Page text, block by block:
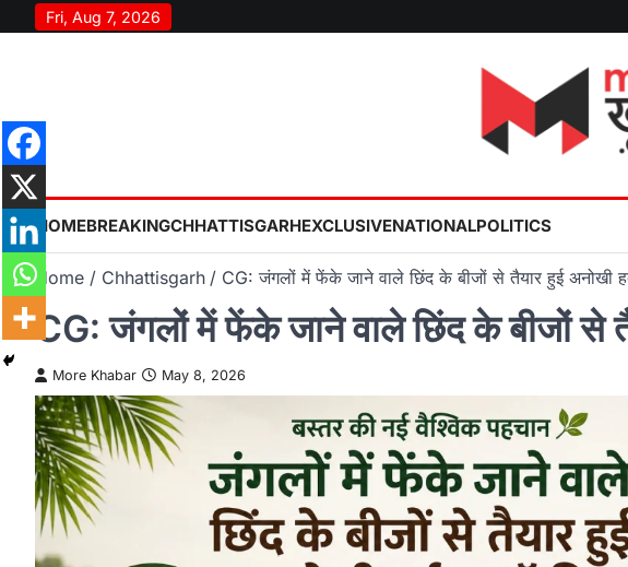
to
Fri, Aug 7, 2026
HOMEBREAKINGCHHATTISGARHEXCLUSIVENATIONALPOLITICS
Home Chhattisgarh CG: जंगलों में फेंके जाने वाले छिंद के बीजों से तैयार हुई अनोखी
CG: जंगलों में फेंके जाने वाले छिंद के बीजों से
More Khabar May 8, 2026